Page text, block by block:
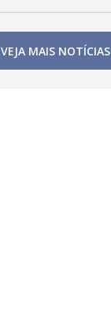
VEJA MAIS NOTÍCIAS